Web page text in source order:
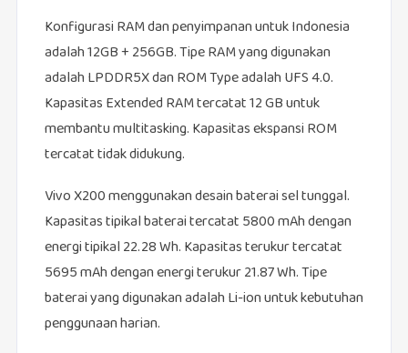
Konfigurasi RAM dan penyimpanan untuk Indonesia
adalah 12GB + 256GB. Tipe RAM yang digunakan
adalah LPDDR5X dan ROM Type adalah UFS 4.0.
Kapasitas Extended RAM tercatat 12 GB untuk
membantu multitasking. Kapasitas ekspansi ROM
tercatat tidak didukung.
Vivo X200 menggunakan desain baterai sel tunggal.
Kapasitas tipikal baterai tercatat 5800 mAh dengan
energi tipikal 22.28 Wh. Kapasitas terukur tercatat
5695 mAh dengan energi terukur 21.87 Wh. Tipe
baterai yang digunakan adalah Li-ion untuk kebutuhan
penggunaan harian.